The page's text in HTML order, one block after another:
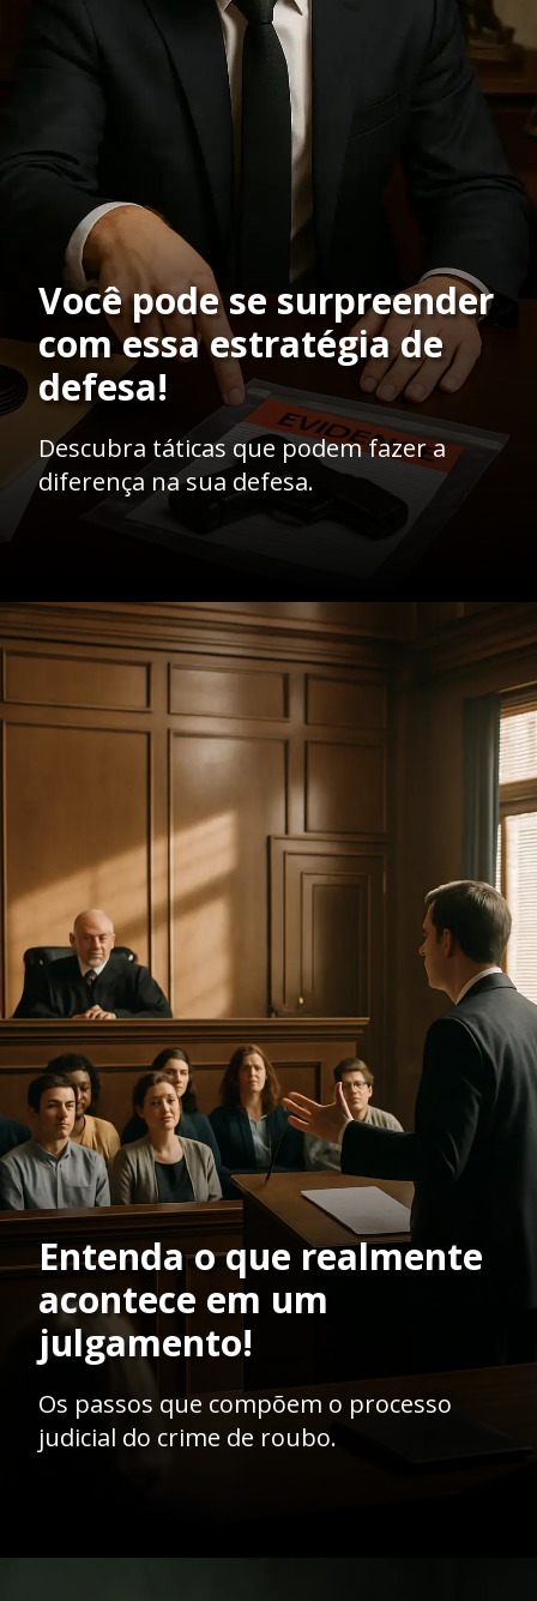
Você pode se surpreender
com essa estratégia de
defesa!
Descubra táticas que podem fazer a
diferença na sua defesa.
Openinghttps://ademilsoncs.adv.br/
Entenda o que realmente
acontece em um
julgamento!
Os passos que compõem o processo
judicial do crime de roubo.